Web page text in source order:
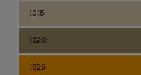
1015
1020
1028